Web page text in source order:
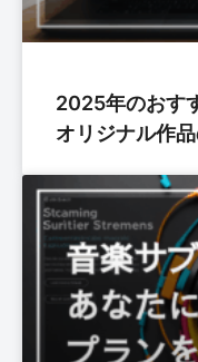
2025年のおす
オリジナル作